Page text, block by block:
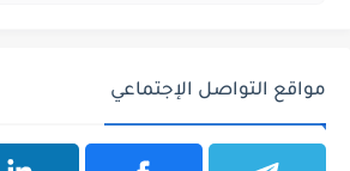
مواقع التواصل الإجتماعي